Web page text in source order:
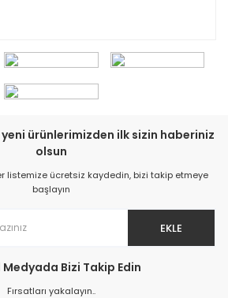
ürünlerimizden ilk sizin haberiniz
olsun
listemize ücretsiz kaydedin, bizi takip etmeye
başlayın
EKLE
Medyada Bizi Takip Edin
Fırsatları yakalayın..